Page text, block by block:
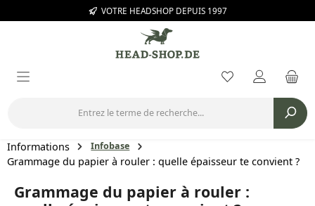
Passer au contenu principalVOTRE HEADSHOP DEPUIS 1997
Vous avez 0
Informations Infobase
Grammage du papier à rouler : quelle épaisseur te convient ?
Grammage du papier à rouler :